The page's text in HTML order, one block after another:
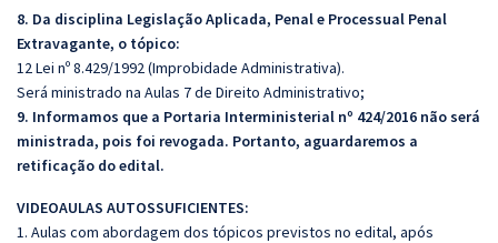
8. Da disciplina Legislação Aplicada, Penal e Processual Penal
Extravagante, o tópico:
12 Lei nº 8.429/1992 (Improbidade Administrativa).
Será ministrado na Aulas 7 de Direito Administrativo;
9. Informamos que a Portaria Interministerial nº 424/2016 não será
ministrada, pois foi revogada. Portanto, aguardaremos a
retificação do edital.
VIDEOAULAS AUTOSSUFICIENTES:
1. Aulas com abordagem dos tópicos previstos no edital, após